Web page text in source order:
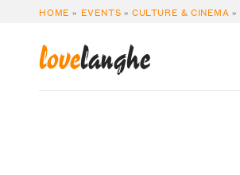
HOME » EVENTS »CULTURE & CINEMA »
lovelanghe